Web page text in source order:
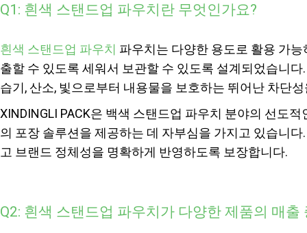
Q1: 흰색 스탠드업 파우치란 무엇인가요?
흰색 스탠드업 파우치 파우치는 다양한 용도로 활용 가
출할 수 있도록 세워서 보관할 수 있도록 설계되었습니
습기, 산소, 빛으로부터 내용물을 보호하는 뛰어난 차단
XINDINGLI PACK은 백색 스탠드업 파우치 분야의 선도
의 포장 솔루션을 제공하는 데 자부심을 가지고 있습니
고 브랜드 정체성을 명확하게 반영하도록 보장합니다.
Q2: 흰색 스탠드업 파우치가 다양한 제품의 매